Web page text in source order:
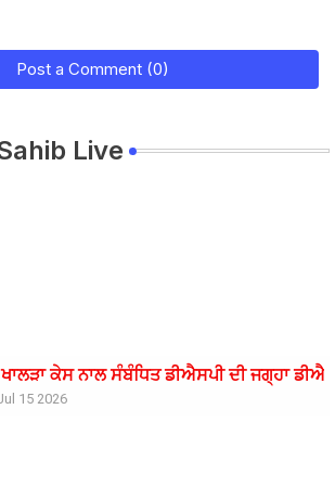
Post a Comment (0)
Live
ਖਾਲੜਾ ਕੇਸ ਨਾਲ ਸੰਬੰਧਿਤ ਡੀਐਸਪੀ ਦੀ ਜਗ੍ਹਾ
15 2026